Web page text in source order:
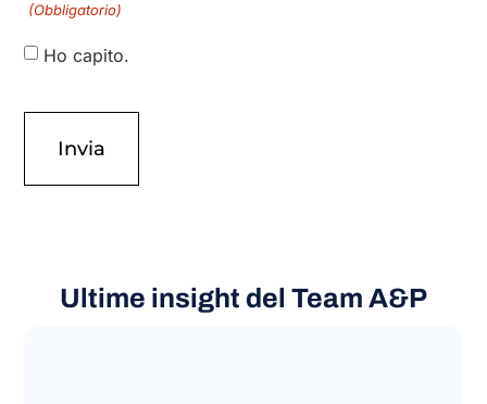
(Obbligatorio)
Ho capito.
Ultime insight del Team A&P